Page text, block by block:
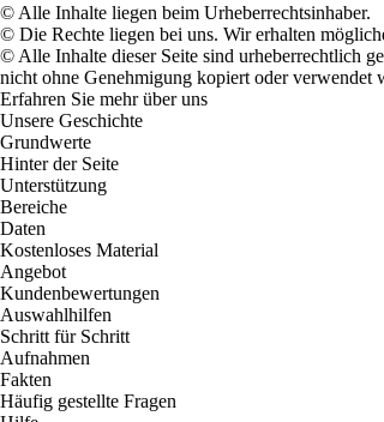
© Alle Inhalte liegen beim Urheberrechtsinhaber.
© Die Rechte liegen bei uns. Wir erhalten
© Alle Inhalte dieser Seite sind urheberrechtlich
nicht ohne Genehmigung kopiert oder verwendet
Erfahren Sie mehr über uns
Unsere Geschichte
Grundwerte
Hinter der Seite
Unterstützung
Bereiche
Daten
Kostenloses Material
Angebot
Kundenbewertungen
Auswahlhilfen
Schritt für Schritt
Aufnahmen
Fakten
Häufig gestellte Fragen